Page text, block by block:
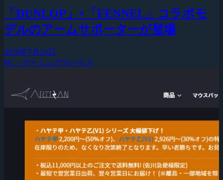
「DUNLOP」×「FENNEL」コラボモ
デルのアームサポーターが登場
2026年7月23日
PC・ゲーミングデバイス